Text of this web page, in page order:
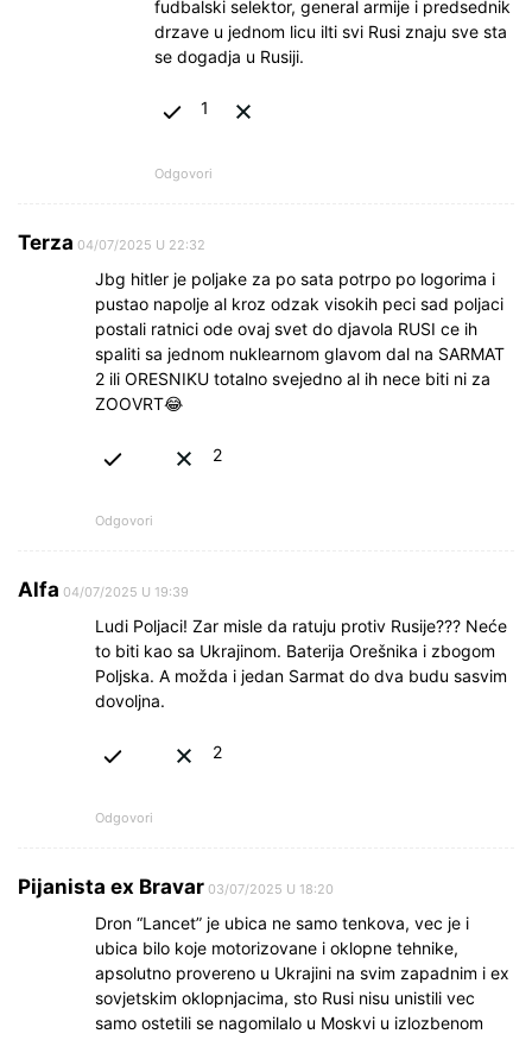
fudbalski selektor, general armije i predsednik
drzave u jednom licu ilti svi Rusi znaju sve sta
se dogadja u Rusiji.
1
Odgovori
Terza 04/07/2025 U 22:32
Jbg hitler je poljake za po sata potrpo po logorima i
pustao napolje al kroz odzak visokih peci sad poljaci
postali ratnici ode ovaj svet do djavola RUSI ce ih
spaliti sa jednom nuklearnom glavom dal na SARMAT
2 ili ORESNIKU totalno svejedno al ih nece biti ni za
ZOOVRT😂
2
Odgovori
Alfa 04/07/2025 U 19:39
Ludi Poljaci! Zar misle da ratuju protiv Rusije??? Neće
to biti kao sa Ukrajinom. Baterija Orešnika i zbogom
Poljska. A možda i jedan Sarmat do dva budu sasvim
dovoljna.
2
Odgovori
Pijanista ex Bravar 03/07/2025 U 18:20
Dron “Lancet” je ubica ne samo tenkova, vec je i
ubica bilo koje motorizovane i oklopne tehnike,
apsolutno provereno u Ukrajini na svim zapadnim i ex
sovjetskim oklopnjacima, sto Rusi nisu unistili vec
samo ostetili se nagomilalo u Moskvi u izlozbenom